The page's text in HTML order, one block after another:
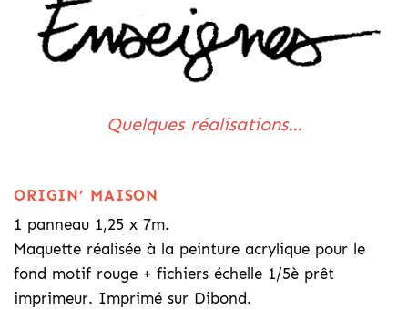
Quelques réalisations…
ORIGIN’ MAISON
1 panneau 1,25 x 7m.
Maquette réalisée à la peinture acrylique pour le
fond motif rouge + fichiers échelle 1/5è prêt
imprimeur. Imprimé sur Dibond.